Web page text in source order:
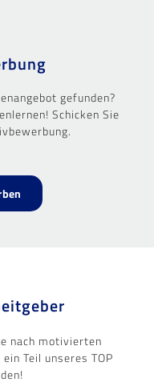
gefunden?
Schicken Sie
nach motivierten
Teil unseres TOP